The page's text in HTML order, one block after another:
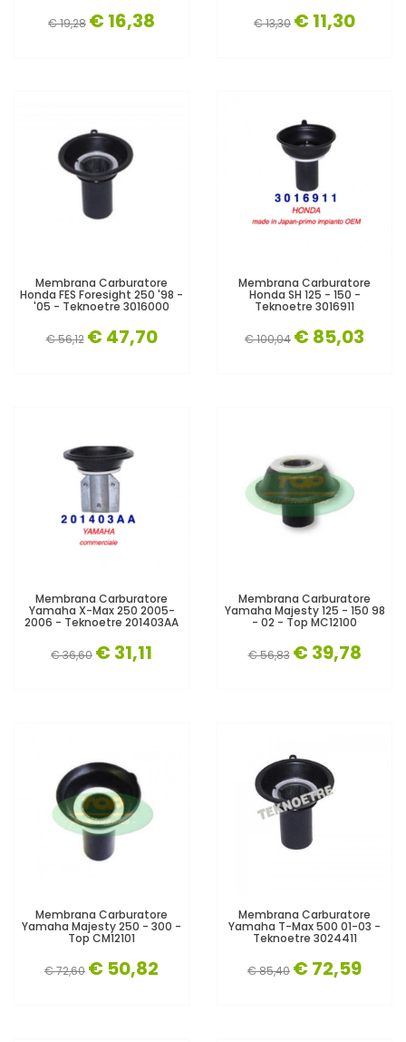
€ 19,28 € 16,38 € 13,30 € 11,30
Membrana Carburatore
Honda FES Foresight 250 '98 -
'05 - Teknoetre 3016000
€ 56,12 € 47,70
Membrana Carburatore
Honda SH 125 - 150 -
Teknoetre 3016911
€ 100,04 € 85,03
Membrana Carburatore
Yamaha X-Max 250 2005-
2006 - Teknoetre 201403AA
€ 36,60 € 31,11
Membrana Carburatore
Yamaha Majesty 125 - 150 98
- 02 - Top MC12100
€ 56,83 € 39,78
Membrana Carburatore
Yamaha Majesty 250 - 300 -
Top CM12101
€ 72,60 € 50,82
Membrana Carburatore
Yamaha T-Max 500 01-03 -
Teknoetre 3024411
€ 85,40 € 72,59